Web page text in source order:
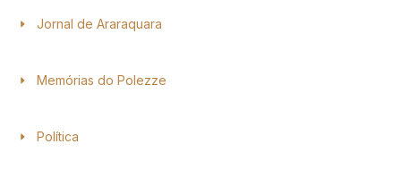
Jornal de Araraquara
Memórias do Polezze
Política